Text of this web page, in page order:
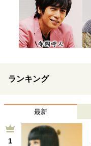
ランキング
最新
1